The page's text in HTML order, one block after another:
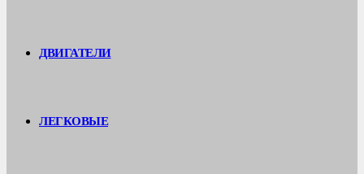
ДВИГАТЕЛИ
ЛЕГКОВЫЕ